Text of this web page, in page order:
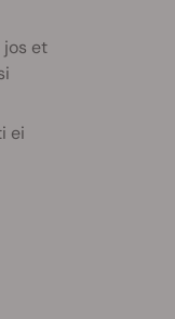
et
ei